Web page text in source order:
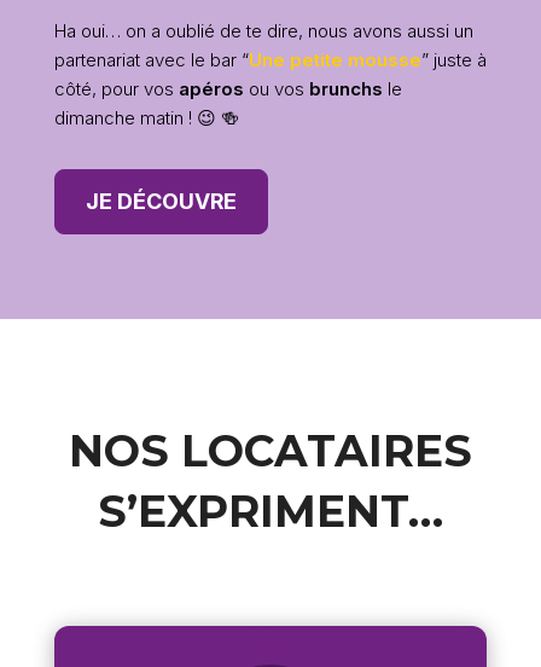
Ha oui… on a oublié de te dire, nous avons aussi un
partenariat avec le bar “Une petite mousse” juste à
côté, pour vos apéros ou vos brunchs le
dimanche matin ! 😉 🍻
JE DÉCOUVRE
NOS LOCATAIRES
S’EXPRIMENT…